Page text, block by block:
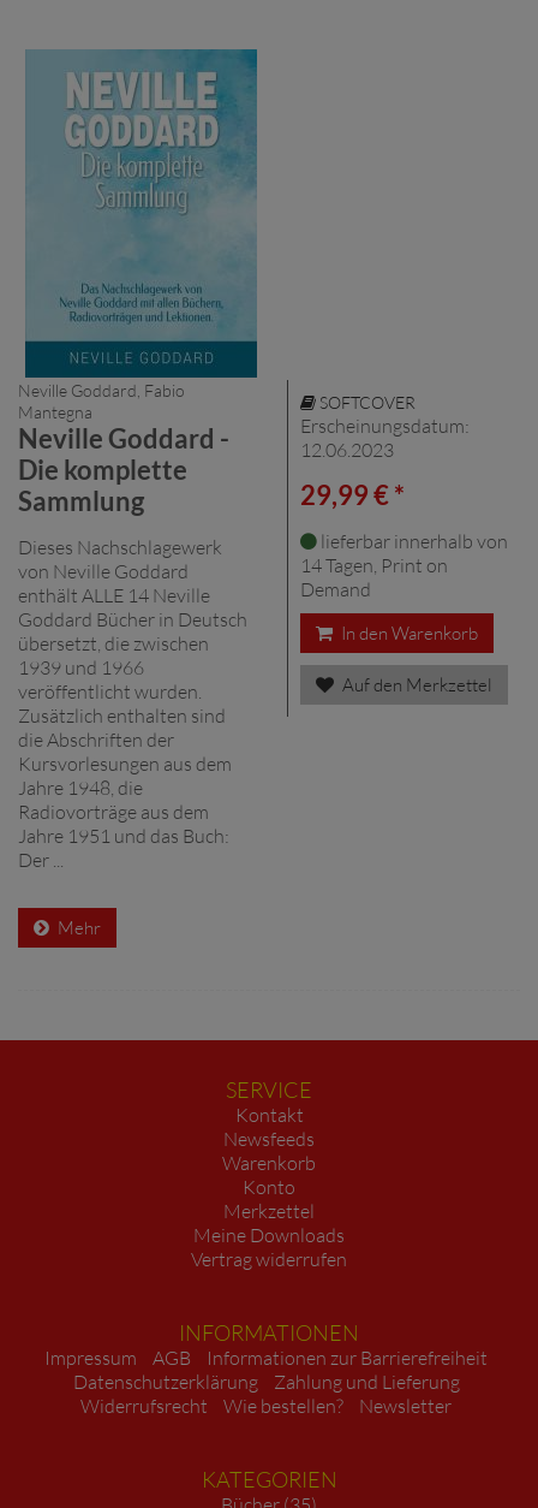
Neville Goddard, Fabio
Mantegna
Neville Goddard -
Die komplette
Sammlung
Dieses Nachschlagewerk
von Neville Goddard
enthält ALLE 14 Neville
Goddard Bücher in Deutsch
übersetzt, die zwischen
1939 und 1966
veröffentlicht wurden.
Zusätzlich enthalten sind
die Abschriften der
Kursvorlesungen aus dem
Jahre 1948, die
Radiovorträge aus dem
Jahre 1951 und das Buch:
Der ...
Mehr
SOFTCOVER
Erscheinungsdatum:
12.06.2023
29,99 € *
lieferbar innerhalb von
14 Tagen, Print on
Demand
In den Warenkorb
Auf den Merkzettel
SERVICE
Kontakt
Newsfeeds
Warenkorb
Konto
Merkzettel
Meine Downloads
Vertrag widerrufen
INFORMATIONEN
Impressum AGB
Informationen zur Barrierefreiheit
Datenschutzerklärung
Zahlung und Lieferung
Widerrufsrecht
Wie bestellen? Newsletter
KATEGORIEN